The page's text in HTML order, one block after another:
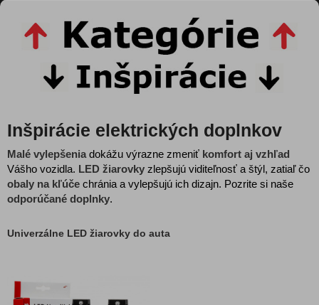
Inšpirácie elektrických doplnkov
Malé vylepšenia dokážu výrazne zmeniť komfort aj vzhľad
Vášho vozidla. LED žiarovky zlepšujú viditeľnosť a štýl, zatiaľ čo
obaly na kľúče chránia a vylepšujú ich dizajn. Pozrite si naše
odporúčané doplnky.
Univerzálne LED žiarovky do auta